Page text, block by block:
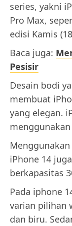
series, yakni
Pro Max,
edisi Kamis
Baca juga:
Pesisir
Desain bodi
membuat
yang elegan.
iPhone 14
berkapasitas
Pada iphone
varian pilihan
dan biru.